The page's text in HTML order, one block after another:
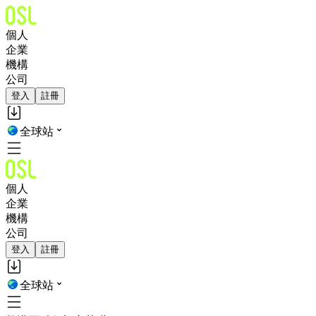
個人
企業
機構
公司
登入 註冊
全球站
個人
企業
機構
公司
登入 註冊
全球站